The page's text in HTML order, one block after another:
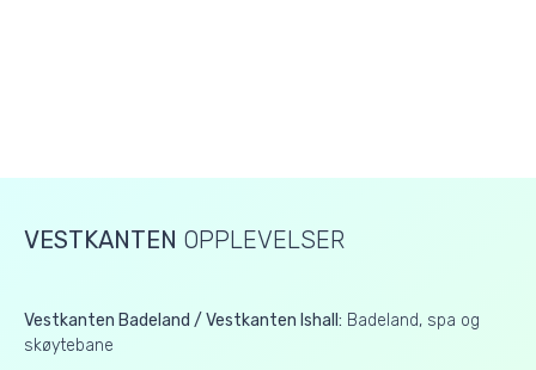
VESTKANTEN OPPLEVELSER
Vestkanten Badeland / Vestkanten Ishall: Badeland, spa og
skøytebane